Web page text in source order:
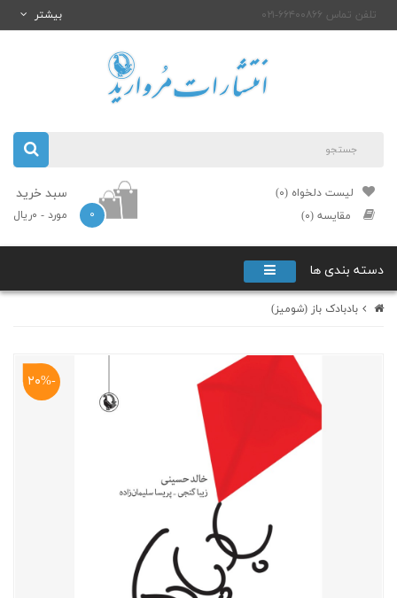
تلفن تماس ۶۶۴۰۰۸۶۶-۰۲۱ بیشتر
لیست دلخواه (۰)
مقایسه (۰)
سبد خرید
۰ مورد - ۰ریال
دسته بندی ها
بادبادک باز (شومیز)
-۲۰%